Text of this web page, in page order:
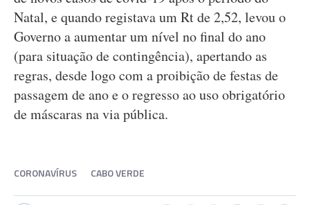
Natal, e quando registava um Rt de 2,52, levou o
Governo a aumentar um nível no final do ano
(para situação de contingência), apertando as
regras, desde logo com a proibição de festas de
passagem de ano e o regresso ao uso obrigatório
de máscaras na via pública.
CORONAVÍRUS CABO VERDE